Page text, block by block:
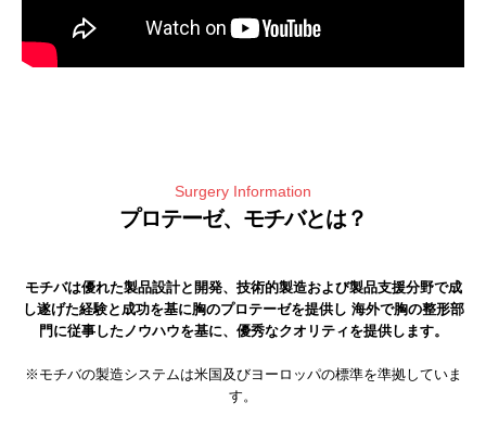
Surgery Information
プロテーゼ、モチバとは？
モチバは優れた製品設計と開発、技術的製造および製品支援分野で成
し遂げた経験と成功を基に胸のプロテーゼを提供し 海外で胸の整形部
門に従事したノウハウを基に、優秀なクオリティを提供します。
※モチバの製造システムは米国及びヨーロッパの標準を準拠していま
す。